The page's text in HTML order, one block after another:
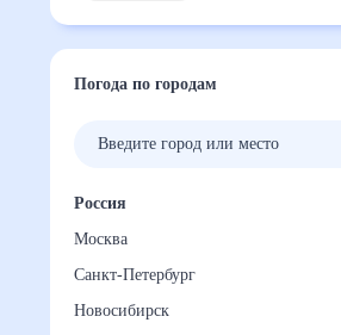
Погода по городам
Россия
Москва
Санкт-Петербург
Новосибирск